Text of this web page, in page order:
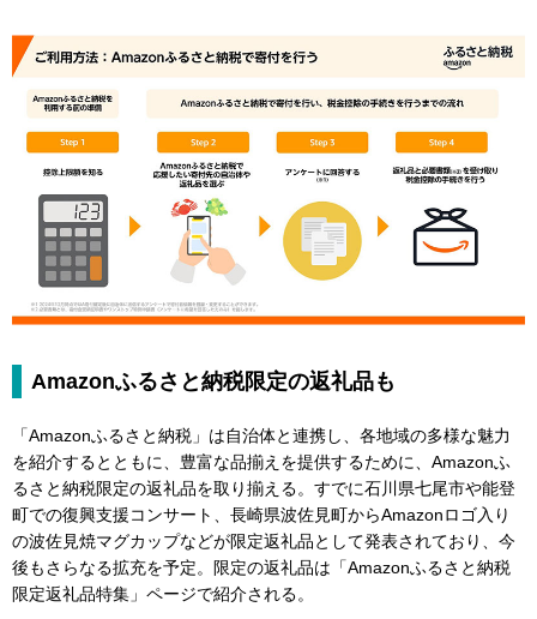
Amazonふるさと納税限定の返礼品も
「Amazonふるさと納税」は自治体と連携し、各地域の多様な魅力
を紹介するとともに、豊富な品揃えを提供するために、Amazonふ
るさと納税限定の返礼品を取り揃える。すでに石川県七尾市や能登
町での復興支援コンサート、長崎県波佐見町からAmazonロゴ入り
の波佐見焼マグカップなどが限定返礼品として発表されており、今
後もさらなる拡充を予定。限定の返礼品は「Amazonふるさと納税
限定返礼品特集」ページで紹介される。